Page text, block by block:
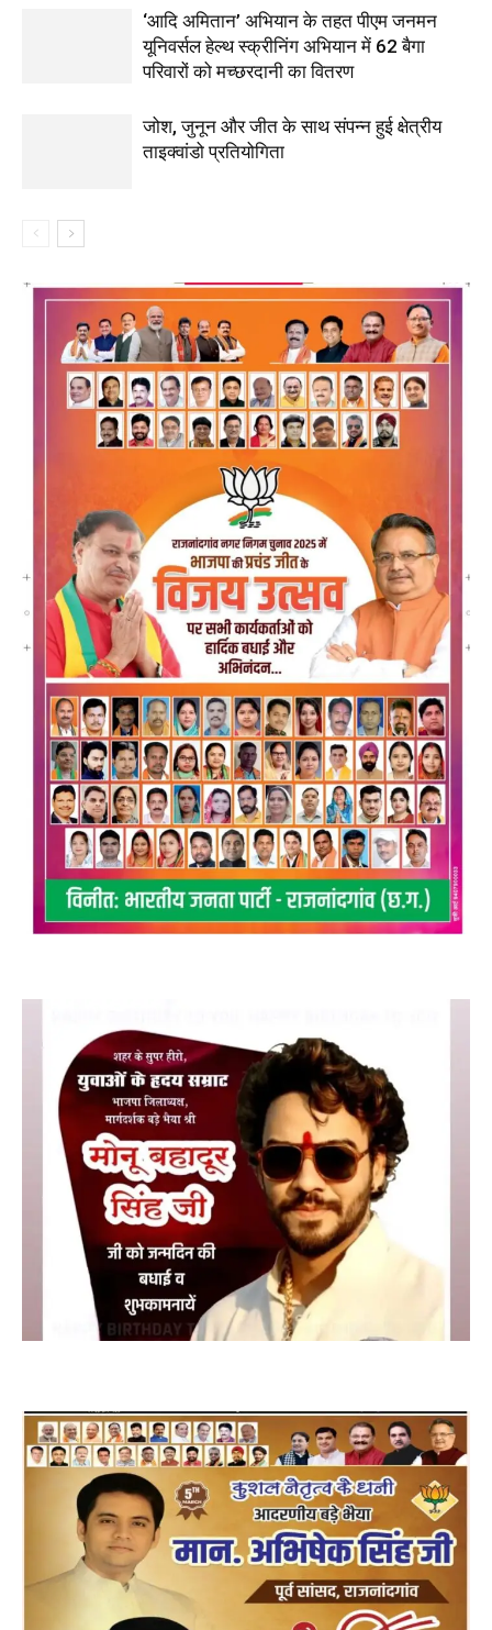
‘आदि अमितान’ अभियान के तहत पीएम जनमन
यूनिवर्सल हेल्थ स्क्रीनिंग अभियान में 62 बैगा
परिवारों को मच्छरदानी का वितरण
जोश, जुनून और जीत के साथ संपन्न हुई क्षेत्रीय
ताइक्वांडो प्रतियोगिता